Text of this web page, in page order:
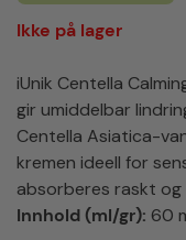
Ikke på lager
iUnik Centella
gir umiddelbar
Centella Asiatica-
kremen ideell for
absorberes raskt og
Innhold (ml/gr): 60